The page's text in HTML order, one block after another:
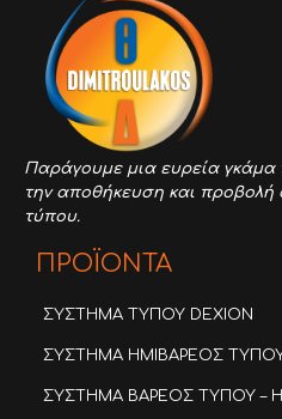
Παράγουμε μια ευρεία γκάμα
την αποθήκευση και προβολή
τύπου.
ΠΡΟΪΟΝΤΑ
ΣΥΣΤΗΜΑ ΤΥΠΟΥ DEXION
ΣΥΣΤΗΜΑ ΗΜΙΒΑΡΕΟΣ ΤΥΠΟΥ
ΣΥΣΤΗΜΑ ΒΑΡΕΟΣ ΤΥΠΟΥ –